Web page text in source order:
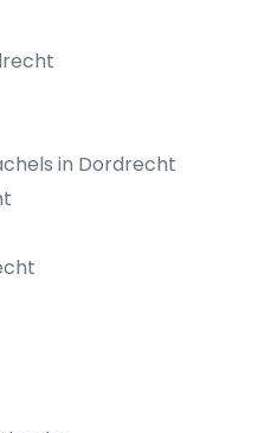
in Dordrecht